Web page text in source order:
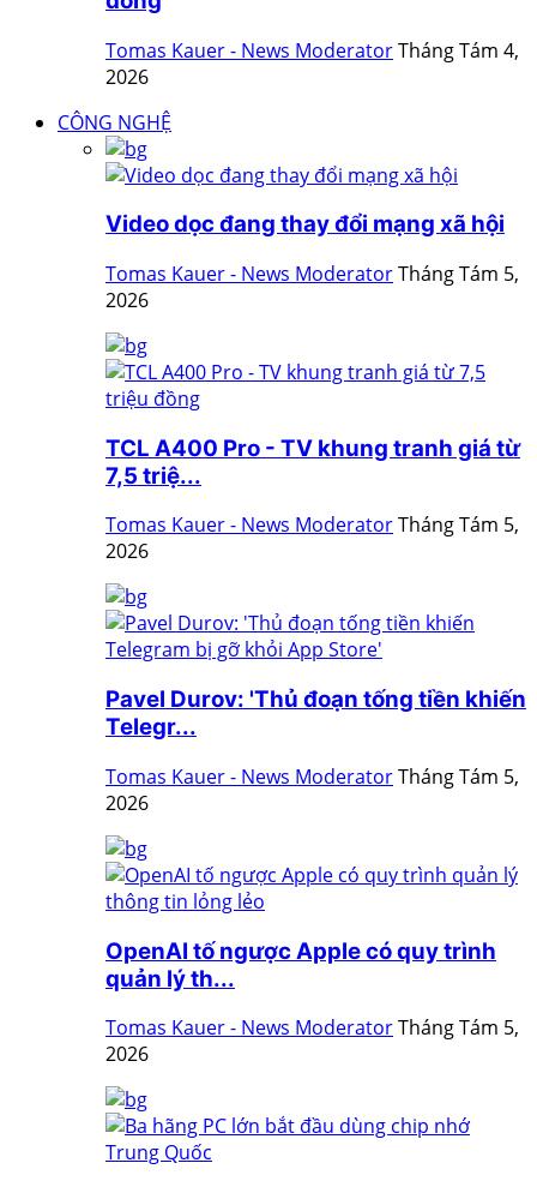
Tomas Kauer - News ModeratorTháng Tám 4,
2026
CÔNG NGHỆ
Video dọc đang thay đổi mạng xã hội
Tomas Kauer - News ModeratorTháng Tám 5,
2026
TCL A400 Pro - TV khung tranh giá từ
7,5 triệ...
Tomas Kauer - News ModeratorTháng Tám 5,
2026
Pavel Durov: 'Thủ đoạn tống tiền khiến
Telegr...
Tomas Kauer - News ModeratorTháng Tám 5,
2026
OpenAI tố ngược Apple có quy trình
quản lý th...
Tomas Kauer - News ModeratorTháng Tám 5,
2026